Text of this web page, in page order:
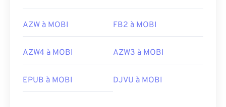
AZW à MOBI FB2 à MOBI
AZW4 à MOBI AZW3 à MOBI
EPUB à MOBI DJVU à MOBI